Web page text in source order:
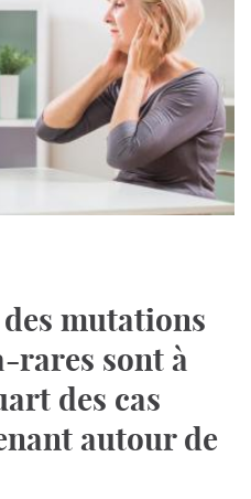
mutations
rares sont à
des cas
autour de